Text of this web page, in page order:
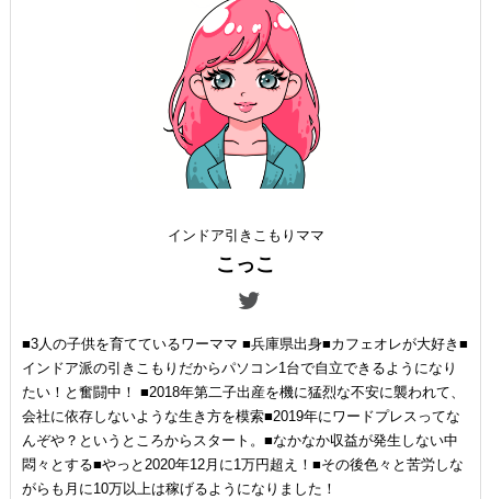
インドア引きこもりママ
こっこ
■3人の子供を育てているワーママ ■兵庫県出身■カフェオレが大好き■
インドア派の引きこもりだからパソコン1台で自立できるようになり
たい！と奮闘中！ ■2018年第二子出産を機に猛烈な不安に襲われて、
会社に依存しないような生き方を模索■2019年にワードプレスってな
んぞや？というところからスタート。■なかなか収益が発生しない中
悶々とする■やっと2020年12月に1万円超え！■その後色々と苦労しな
がらも月に10万以上は稼げるようになりました！